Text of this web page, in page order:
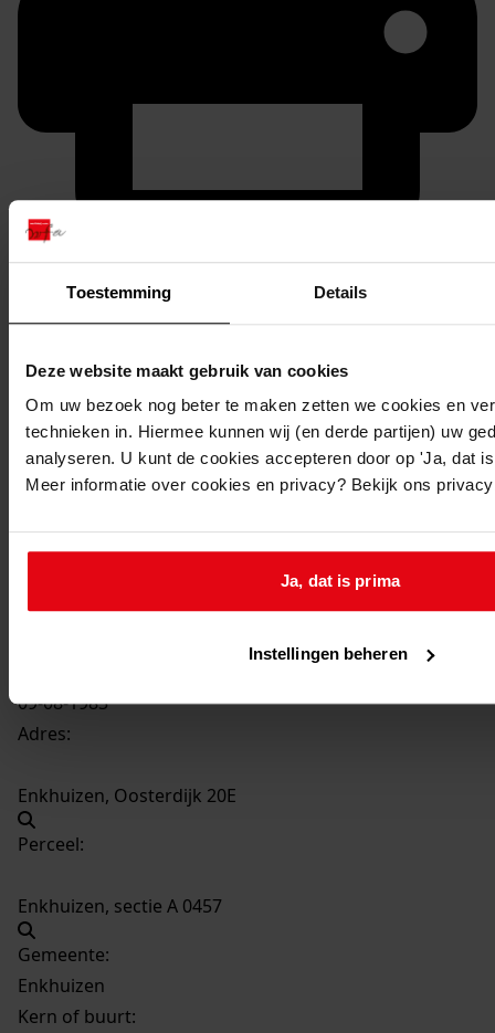
Toestemming Details
Deze website maakt gebruik van cookies
Om uw bezoek nog beter te maken zetten we cookies en
technieken in. Hiermee kunnen wij (en derde partijen) uw
analyseren. U kunt de cookies accepteren door op 'Ja, dat
Meer informatie over cookies en privacy? Bekijk ons
Ja, dat is prima
Instellingen beheren
Printen
duurzaam webadres
Inventaris
11. Nummers 501 tot en met 550
Datering:
Beschrijving:
09-08-1983
Adres:
Enkhuizen, Oosterdijk 20E
Perceel:
Enkhuizen, sectie A 0457
Gemeente:
Enkhuizen
Kern of buurt: